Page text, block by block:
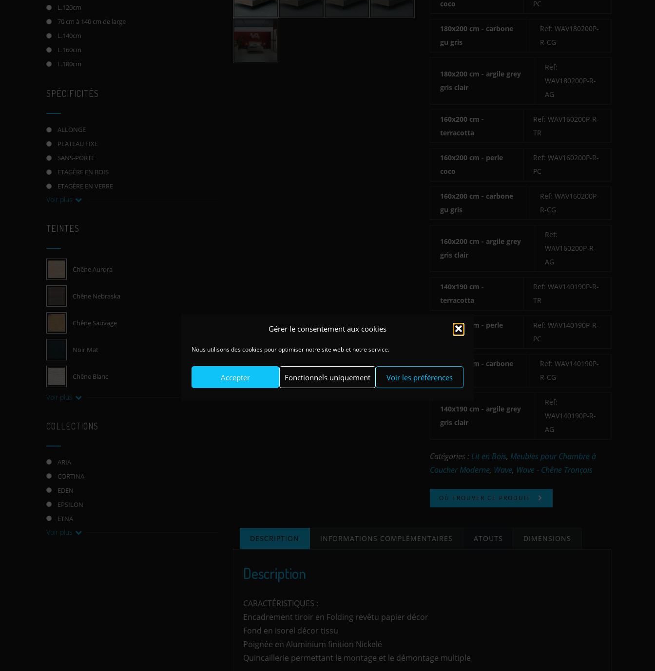
Gérer le consentement aux cookies
Nous utilisons des cookies pour optimiser notre site web et notre service.
Accepter Fonctionnels uniquement Voir les préférences
L.120cm
70 cm à 140 cm de large
L.140cm
L.160cm
L.180cm
SPÉCIFICITÉS
ALLONGE
PLATEAU FIXE
SANS-PORTE
ETAGÈRE EN BOIS
ETAGÈRE EN VERRE
Voir plus
TEINTES
Chêne Aurora
Chêne Nebraska
Chêne Sauvage
Noir Mat
Chêne Blanc
Voir plus
COLLECTIONS
ARIA
CORTINA
EDEN
EPSILON
ETNA
Voir plus
coco
PC
180x200 cm - carbone
gu gris
Ref: WAV180200P-
R-CG
180x200 cm - argile grey
gris clair
Ref:
WAV180200P-R-
AG
160x200 cm -
terracotta
Ref: WAV160200P-R-
TR
160x200 cm - perle
coco
Ref: WAV160200P-R-
PC
160x200 cm - carbone
gu gris
Ref: WAV160200P-
R-CG
160x200 cm - argile grey
gris clair
Ref:
WAV160200P-R-
AG
140x190 cm -
terracotta
Ref: WAV140190P-R-
TR
140x190 cm - perle
coco
Ref: WAV140190P-R-
PC
140x190 cm - carbone
gu gris
Ref: WAV140190P-
R-CG
140x190 cm - argile grey
gris clair
Ref:
WAV140190P-R-
AG
Catégories : Lit en Bois, Meubles pour Chambre à
Coucher Moderne, Wave, Wave - Chêne Tronçais
OÙ TROUVER CE PRODUIT
DESCRIPTION INFORMATIONS COMPLÉMENTAIRES ATOUTS DIMENSIONS
Description
CARACTÉRISTIQUES :
Encadrement tiroir en Folding revêtu papier décor
Fond en isorel décor tissu
Poignée en Aluminium finition Nickelé
Quincaillerie permettant le montage et le démontage multiple